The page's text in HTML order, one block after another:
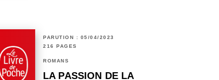
PARUTION : 05/04/2023
216 PAGES
ROMANS
LA PASSION DE LA